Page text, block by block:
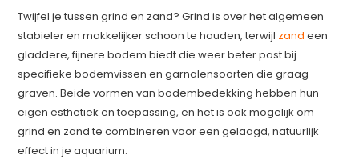
Twijfel je tussen grind en zand? Grind is over het algemeen
stabieler en makkelijker schoon te houden, terwijl zand een
gladdere, fijnere bodem biedt die weer beter past bij
specifieke bodemvissen en garnalensoorten die graag
graven. Beide vormen van bodembedekking hebben hun
eigen esthetiek en toepassing, en het is ook mogelijk om
grind en zand te combineren voor een gelaagd, natuurlijk
effect in je aquarium.